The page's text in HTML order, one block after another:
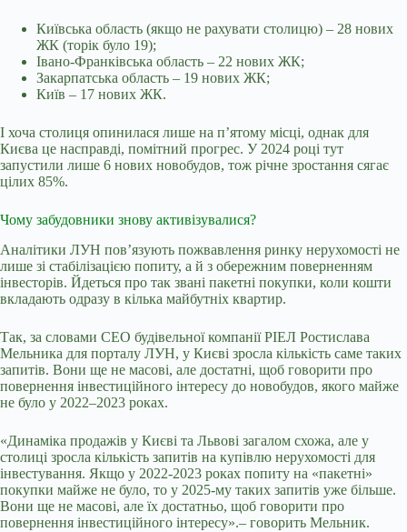
Київська область (якщо не рахувати столицю) – 28 нових
ЖК (торік було 19);
Івано-Франківська область – 22 нових ЖК;
Закарпатська область – 19 нових ЖК;
Київ – 17 нових ЖК.
І хоча столиця опинилася лише на п’ятому місці, однак для
Києва це насправді, помітний прогрес. У 2024 році тут
запустили лише 6 нових новобудов, тож річне зростання сягає
цілих 85%.
Чому забудовники знову активізувалися?
Аналітики ЛУН пов’язують пожвавлення ринку нерухомості не
лише зі стабілізацією попиту, а й з обережним поверненням
інвесторів. Йдеться про так звані пакетні покупки, коли кошти
вкладають одразу в кілька майбутніх квартир.
Так, за словами СЕО будівельної компанії РІЕЛ Ростислава
Мельника для порталу ЛУН, у Києві зросла кількість саме таких
запитів. Вони ще не масові, але достатні, щоб говорити про
повернення інвестиційного інтересу до новобудов, якого майже
не було у 2022–2023 роках.
«Динаміка продажів у Києві та Львові загалом схожа, але у
столиці зросла кількість запитів на купівлю нерухомості для
інвестування. Якщо у 2022-2023 роках попиту на «пакетні»
покупки майже не було, то у 2025-му таких запитів уже більше.
Вони ще не масові, але їх достатньо, щоб говорити про
повернення інвестиційного інтересу».– говорить Мельник.